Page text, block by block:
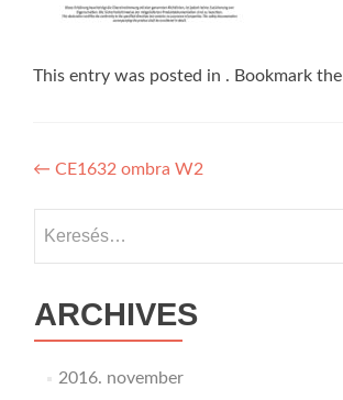
This entry was posted in . Bookmark the
Bejegyzés
navigáció
← CE1632 ombra W2
ARCHIVES
2016. november